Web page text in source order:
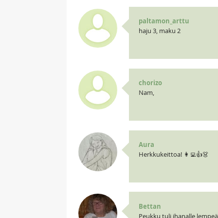
paltamon_arttu
haju 3, maku 2
chorizo
Nam,
Aura
Herkkukeittoa! 👩‍💻👍👗
Bettan
Peukku tuli ihanalle